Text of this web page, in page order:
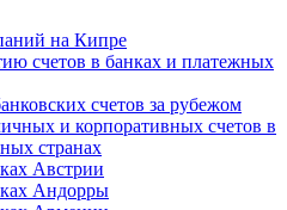
на Кипре
счетов в банках и платежных
счетов за рубежом
и корпоративных счетов в
странах
Австрии
Андорры